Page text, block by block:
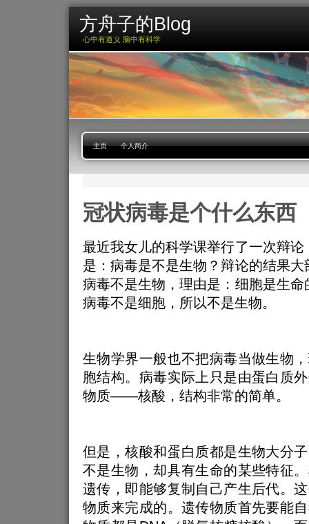
方舟子的Blog
心中有道义 脑中有科学
主页 个人简介
冠状病毒是个什么东西
最近我女儿的科学课举行了一次辩论
是：病毒是不是生物？辩论的结果大
病毒不是生物，理由是：细胞是生命
病毒不是细胞，所以不是生物。
生物学界一般也不把病毒当做生物
胞结构。病毒实际上只是由蛋白质
物质——核酸，结构非常的简单。
但是，核酸和蛋白质都是生物大分
不是生物，却具有生命的某些特征
遗传，即能够复制自己产生后代。
物质来完成的。遗传物质首先要能